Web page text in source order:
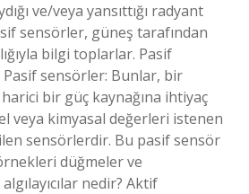
ve/veya yansıttığı radyant
sensörler, güneş tarafından
bilgi toplarlar. Pasif
sensörler: Bunlar, bir
bir güç kaynağına ihtiyaç
veya kimyasal değerleri istenen
sensörlerdir. Bu pasif sensör
düğmeler ve
nedir? Aktif